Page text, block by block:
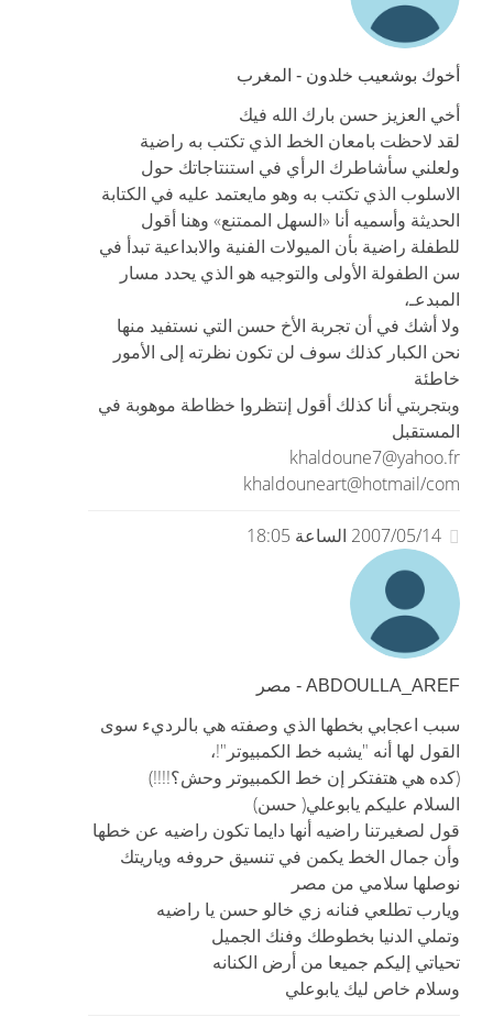
أخوك بوشعيب خلدون - المغرب
أخي العزيز حسن بارك الله فيك
لقد لاحظت بامعان الخط الذي تكتب به راضية
ولعلني سأشاطرك الرأي في استنتاجاتك حول
الاسلوب الذي تكتب به وهو مايعتمد عليه في الكتابة
الحديثة وأسميه أنا «السهل الممتنع» وهنا أقول
للطفلة راضية بأن الميولات الفنية والابداعية تبدأ في
سن الطفولة الأولى والتوجيه هو الذي يحدد مسار
المبدعـ،
ولا أشك في أن تجربة الأخ حسن التي نستفيد منها
نحن الكبار كذلك سوف لن تكون نظرته إلى الأمور
خاطئة
وبتجربتي أنا كذلك أقول إنتظروا خظاطة موهوبة في
المستقبل
khaldoune7@yahoo.fr
khaldouneart@hotmail/com
2007/05/14 الساعة 18:05
ABDOULLA_AREF - مصر
سبب اعجابي بخطها الذي وصفته هي بالرديء سوى
القول لها أنه "يشبه خط الكمبيوتر"!،
(كده هي هتفتكر إن خط الكمبيوتر وحش؟!!!!)
السلام عليكم يابوعلي( حسن)
قول لصغيرتنا راضيه أنها دايما تكون راضيه عن خطها
وأن جمال الخط يكمن في تنسيق حروفه وياريتك
نوصلها سلامي من مصر
ويارب تطلعي فنانه زي خالو حسن يا راضيه
وتملي الدنيا بخطوطك وفنك الجميل
تحياتي إليكم جميعا من أرض الكنانه
وسلام خاص ليك يابوعلي